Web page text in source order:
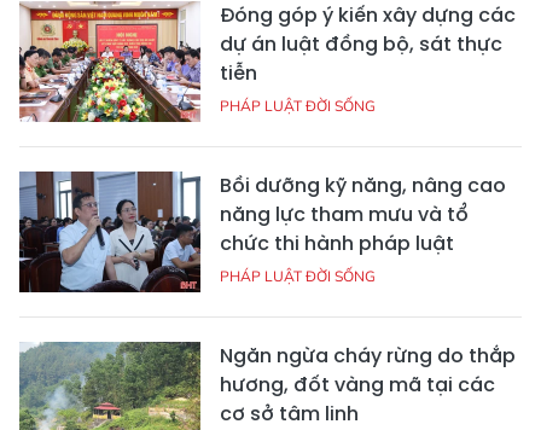
Đóng góp ý kiến xây dựng các
dự án luật đồng bộ, sát thực
tiễn
PHÁP LUẬT ĐỜI SỐNG
Bồi dưỡng kỹ năng, nâng cao
năng lực tham mưu và tổ
chức thi hành pháp luật
PHÁP LUẬT ĐỜI SỐNG
Ngăn ngừa cháy rừng do thắp
hương, đốt vàng mã tại các
cơ sở tâm linh